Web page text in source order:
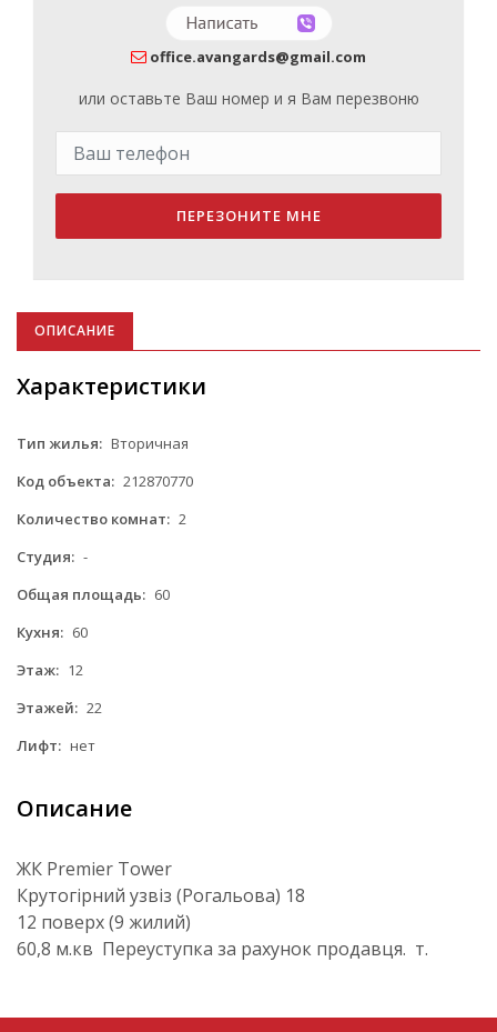
office.avangards@gmail.com
или оставьте Ваш номер и я Вам перезвоню
ПЕРЕЗОНИТЕ МНЕ
ОПИСАНИЕ
Характеристики
Тип жилья: Вторичная
Код объекта: 212870770
Количество комнат: 2
Студия: -
Общая площадь: 60
Кухня: 60
Этаж: 12
Этажей: 22
Лифт: нет
Описание
ЖК Premier Tower
Крутогірний узвіз (Рогальова) 18
12 поверх (9 жилий)
60,8 м.кв Переуступка за рахунок продавця. т.